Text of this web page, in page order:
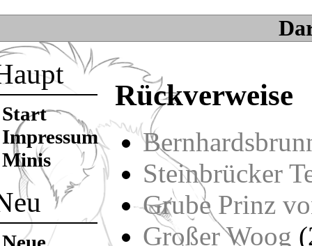
Start
Impressum
Minis
Rückverweise
Steinbrücker
Grube Prinz
Großer Woog (